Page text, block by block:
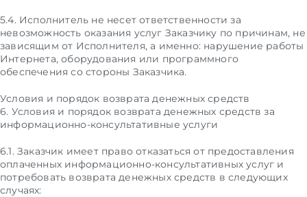
5.4. Исполнитель не несет ответственности за
невозможность оказания услуг Заказчику по причинам, не
зависящим от Исполнителя, а именно: нарушение работы
Интернета, оборудования или программного
обеспечения со стороны Заказчика.
Условия и порядок возврата денежных средств
6. Условия и порядок возврата денежных средств за
информационно-консультативные услуги
6.1. Заказчик имеет право отказаться от предоставления
оплаченных информационно-консультативных услуг и
потребовать возврата денежных средств в следующих
случаях: